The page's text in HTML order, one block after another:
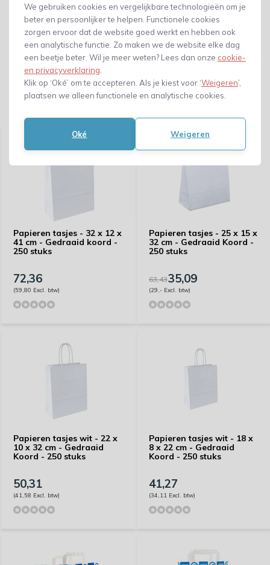
We gebruiken cookies en vergelijkbare technologieën om je
beter en persoonlijker te helpen. Functionele cookies
zorgen ervoor dat de website goed werkt en hebben ook
een analytische functie. Zo maken we de website elke dag
een beetje beter. Wil je meer weten? Lees dan onze cookie-
en privacyverklaring
Klik op ‘Oké’ om te accepteren. Als je kiest voor ‘Weigeren’,
plaatsen we alleen functionele en analytische cookies.
Oké Weigeren
Papieren tasjes - 32 x 12 x
41 cm - Gedraaid koord -
250 stuks
72,36
(59,80 Excl. btw)
Papieren tasjes - 25 x 15 x
32 cm - Gedraaid Koord -
250 stuks
63,4335,09
(29,- Excl. btw)
Papieren tasjes wit - 22 x
10 x 32 cm - Gedraaid
Koord - 250 stuks
50,31
(41,58 Excl. btw)
Papieren tasjes wit - 18 x
8 x 22 cm - Gedraaid
Koord - 250 stuks
41,27
(34,11 Excl. btw)